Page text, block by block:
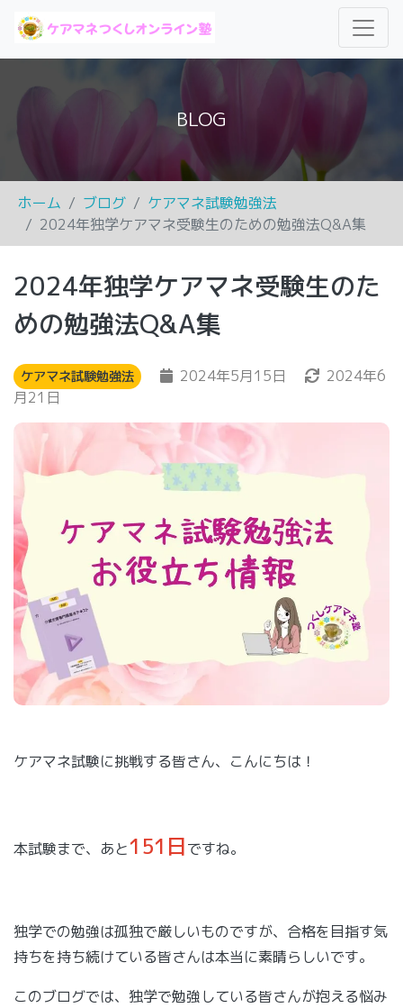
BLOG
ホーム ブログ
ケアマネ試験勉強法
2024年独学ケアマネ受験生のための勉強法Q&A集
2024年独学ケアマネ受験生のた
めの勉強法Q&A集
ケアマネ試験勉強法 2024年5月15日
2024年6
月21日
ケアマネ試験に挑戦する皆さん、こんにちは！
本試験まで、あと151日ですね。
独学での勉強は孤独で厳しいものですが、合格を目指す気
持ちを持ち続けている皆さんは本当に素晴らしいです。
このブログでは、独学で勉強している皆さんが抱える悩み